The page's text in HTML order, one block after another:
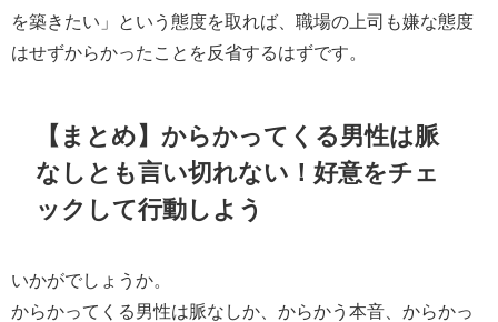
を築きたい」という態度を取れば、職場の上司も嫌な態度
はせずからかったことを反省するはずです。
【まとめ】からかってくる男性は脈
なしとも言い切れない！好意をチェ
ックして行動しよう
いかがでしょうか。
からかってくる男性は脈なしか、からかう本音、からかっ